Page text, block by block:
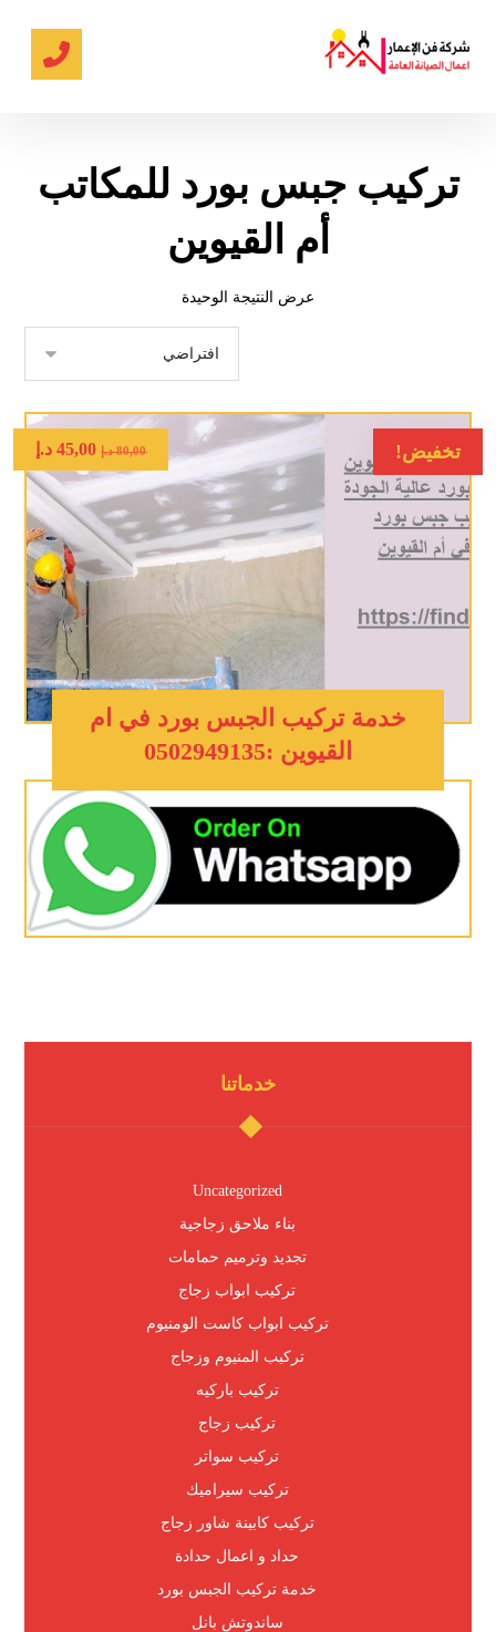
تركيب جبس بورد للمكاتب
أم القيوين
عرض النتيجة الوحيدة
تخفيض!
خدمة تركيب الجبس بورد في ام
القيوين :0502949135
80,00 د.إ 45,00 د.إ
خدماتنا
Uncategorized
بناء ملاحق زجاجية
تجديد وترميم حمامات
تركيب ابواب زجاج
تركيب ابواب كاست الومنيوم
تركيب المنيوم وزجاج
تركيب باركيه
تركيب زجاج
تركيب سواتر
تركيب سيراميك
تركيب كابينة شاور زجاج
حداد و اعمال حدادة
خدمة تركيب الجبس بورد
ساندوتش بانل